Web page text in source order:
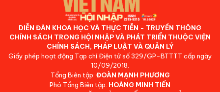
DIỄN ĐÀN KHOA HỌC VÀ THỰC TIỄN - TRUYỀN THÔNG
CHÍNH SÁCH TRONG HỘI NHẬP VÀ PHÁT TRIỂN THUỘC VIỆN
CHÍNH SÁCH, PHÁP LUẬT VÀ QUẢN LÝ
Giấy phép hoạt động Tạp chí Điện tử số 329/GP-BTTTT cấp ngày
10/09/2018.
Tổng Biên tập: ĐOÀN MẠNH PHƯƠNG
Phó Tổng Biên tập: HOÀNG MINH TIẾN